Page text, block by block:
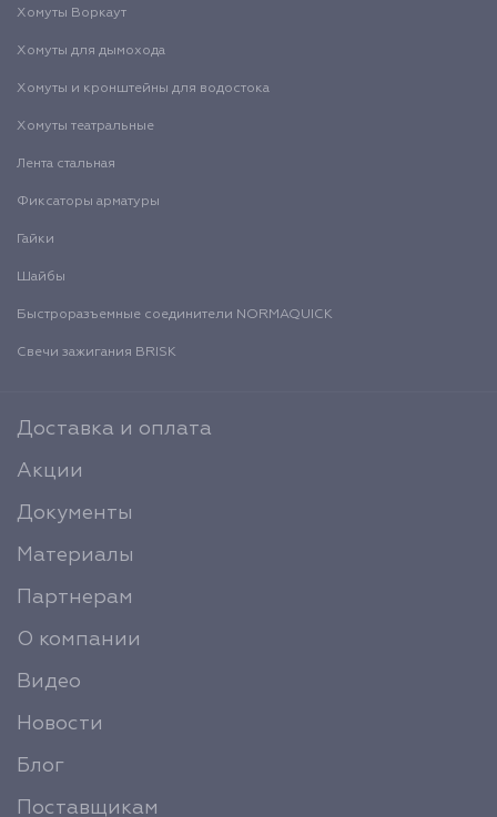
Хомуты Воркаут
Хомуты для дымохода
Хомуты и кронштейны для водостока
Хомуты театральные
Лента стальная
Фиксаторы арматуры
Гайки
Шайбы
Быстроразъемные соединители NORMAQUICK
Свечи зажигания BRISK
Доставка и оплата
Акции
Документы
Материалы
Партнерам
О компании
Видео
Новости
Блог
Поставщикам